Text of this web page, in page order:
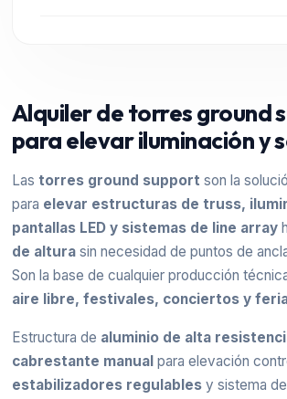
Alquiler de torres ground
para elevar iluminación y
Las torres ground support son la
para elevar estructuras de truss,
pantallas LED y sistemas de line array
de alturasin necesidad de puntos de
Son la base de cualquier producción
aire libre, festivales, conciertos y
Estructura de aluminio de alta
cabrestante manualpara elevación
estabilizadores regulablesy sistema de